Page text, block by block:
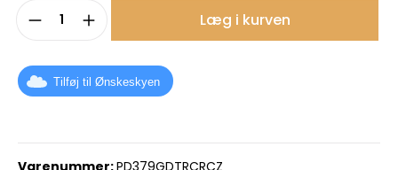
Produktmængde: Indtast det
Læg i kurven
Tilføj til Ønskeskyen
Varenummer:PD379GDTRCRCZ